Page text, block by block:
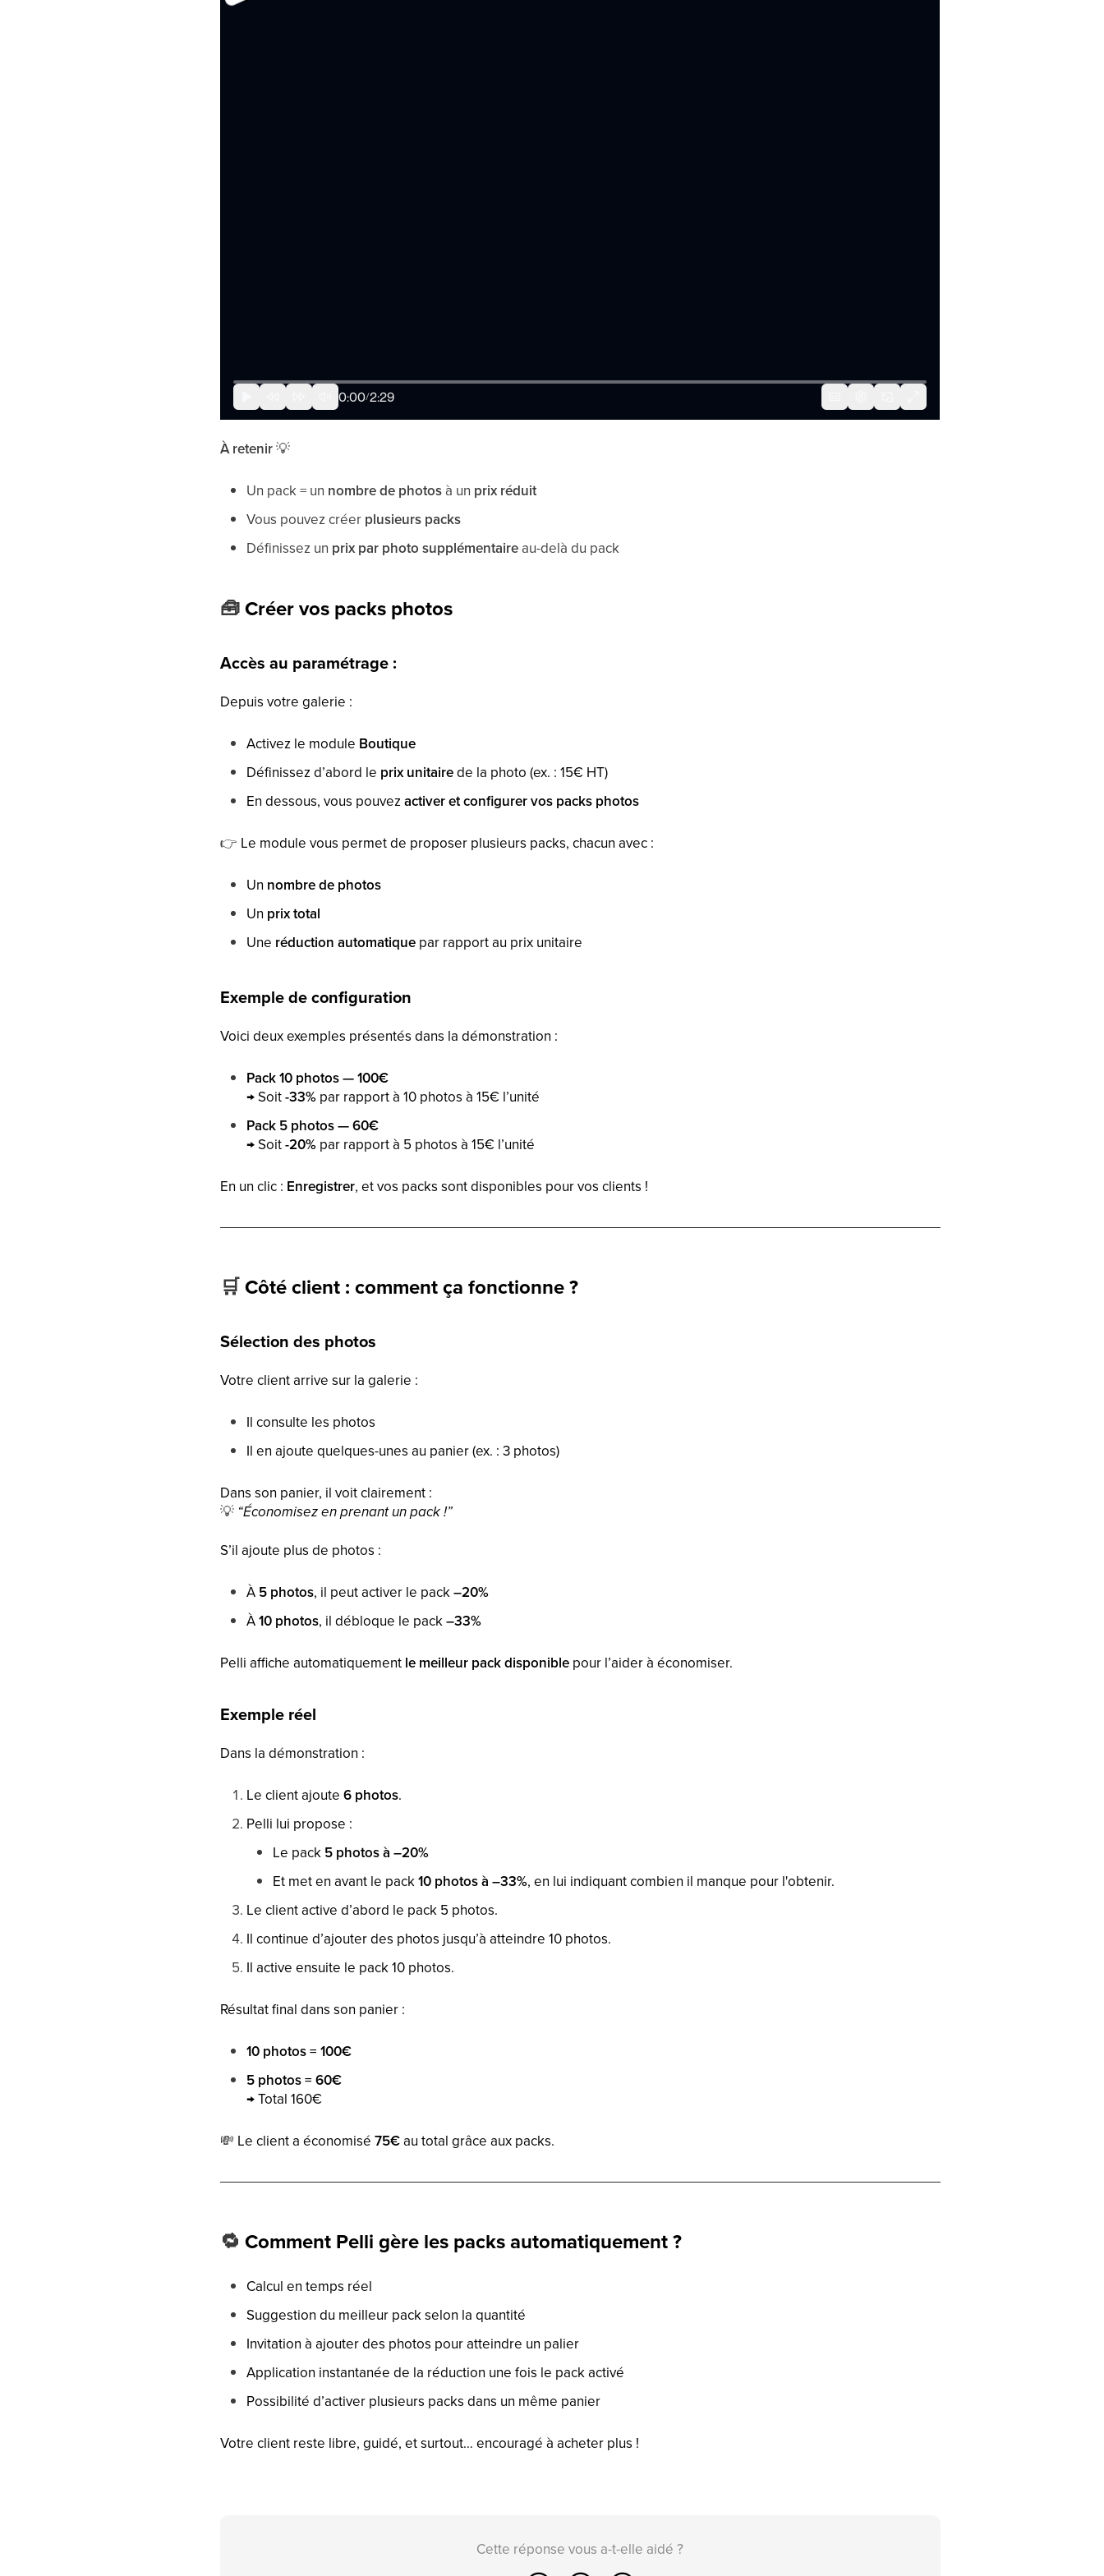
À retenir💡
Un pack = un nombre de photos à un prix réduit
Vous pouvez créer plusieurs packs
Définissez un prix par photo supplémentaire au-delà du pack
🧰Créer vos packs photos
Accès au paramétrage :
Depuis votre galerie :
Activez le module Boutique
Définissez d’abord le prix unitairede la photo (ex. : 15€ HT)
En dessous, vous pouvezactiver et configurer vos packs photos
👉 Le module vous permet de proposer plusieurs packs, chacun avec :
Un nombre de photos
Un prix total
Une réduction automatique par rapport au prix unitaire
Exemple de configuration
Voici deux exemples présentés dans la démonstration :
Pack 10 photos — 100€
→ Soit-33% par rapport à 10 photos à 15€ l’unité
Pack 5 photos — 60€
→ Soit-20% par rapport à 5 photos à 15€ l’unité
En un clic : Enregistrer, et vos packs sont disponibles pour vos clients !
🛒Côté client : comment ça fonctionne ?
Sélection des photos
Votre client arrive sur la galerie :
Il consulte les photos
Il en ajoute quelques-unes au panier (ex. : 3 photos)
Dans son panier, il voit clairement :
💡 “Économisez en prenant un pack !”
S’il ajoute plus de photos :
À 5 photos, il peut activer le pack–20%
À10 photos, il débloque le pack–33%
Pelli affiche automatiquement le meilleur pack disponible pour l’aider à économiser.
Exemple réel
Dans la démonstration :
Le client ajoute6 photos.
Pelli lui propose :
Le pack 5 photos à –20%
Et met en avant le pack10 photos à –33%, en lui indiquant combien il manque pour l'obtenir.
Le client active d’abord le pack 5 photos.
Il continue d’ajouter des photos jusqu’à atteindre 10 photos.
Il active ensuite le pack 10 photos.
Résultat final dans son panier :
10 photos = 100€
5 photos = 60€
→ Total 160€
💸 Le client a économisé75€au total grâce aux packs.
🔁 Comment Pelli gère les packs automatiquement ?
Calcul en temps réel
Suggestion du meilleur pack selon la quantité
Invitation à ajouter des photos pour atteindre un palier
Application instantanée de la réduction une fois le pack activé
Possibilité d’activer plusieurs packs dans un même panier
Votre client reste libre, guidé, et surtout… encouragé à acheter plus !
Cette réponse vous a-t-elle aidé ?